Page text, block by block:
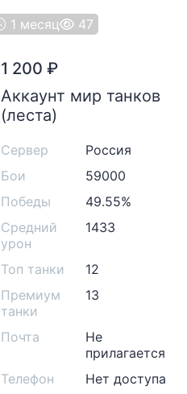
1 месяц 47
1 200 ₽
аккаунт мир танков
(леста)
Сервер
Россия
Бои
59000
Победы
49.55%
Средний
урон
1433
Топ танки
12
Премиум
танки
13
Почта
Не
прилагается
Телефон
Нет доступа